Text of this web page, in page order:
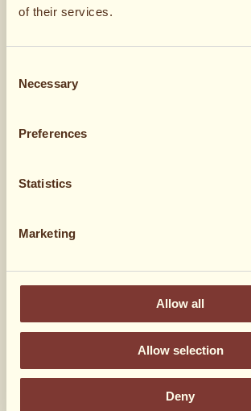
of their services.
Selection
Necessary
Preferences
Statistics
Marketing
Allow all
Allow selection
Deny
2 spsk
Hvad syntes
13